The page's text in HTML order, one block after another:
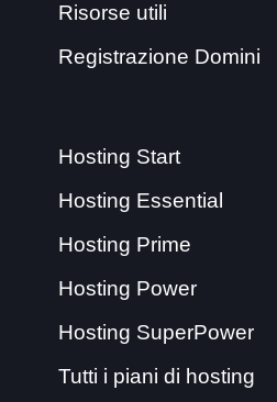
Risorse utili
Registrazione Domini
Hosting Start
Hosting Essential
Hosting Prime
Hosting Power
Hosting SuperPower
Tutti i piani di hosting